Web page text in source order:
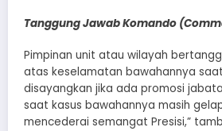
​Tanggung Jawab Komando
Pimpinan unit atau wilayah
atas keselamatan bawahannya
disayangkan jika ada promosi
saat kasus bawahannya masih
mencederai semangat Presisi,”